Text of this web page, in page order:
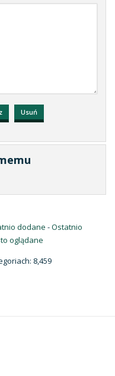
dodane -Ostatnio
oglądane
8,459